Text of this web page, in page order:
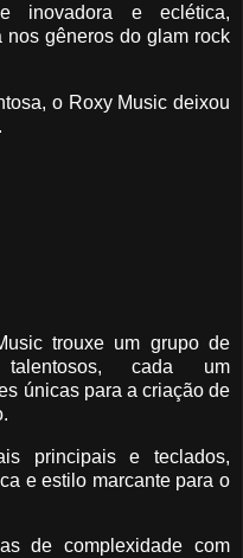
inovadora e eclética,
nos gêneros do glam rock
o Roxy Music deixou
trouxe um grupo de
talentosos, cada um
únicas para a criação de
principais e teclados,
e estilo marcante para o
de complexidade com